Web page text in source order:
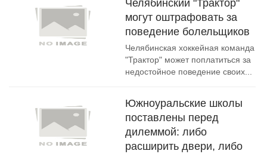
Челябинский "Трактор"
могут оштрафовать за
поведение болельщиков
Челябинская хоккейная команда
"Трактор" может поплатиться за
недостойное поведение своих...
Южноуральские школы
поставлены перед
дилеммой: либо
расширить двери, либо